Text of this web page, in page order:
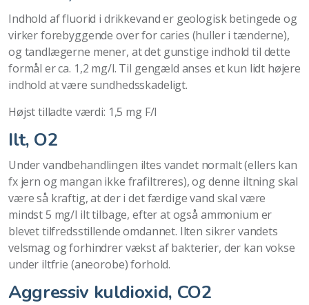
Indhold af fluorid i drikkevand er geologisk betingede og
virker forebyggende over for caries (huller i tænderne),
og tandlægerne mener, at det gunstige indhold til dette
formål er ca. 1,2 mg/l. Til gengæld anses et kun lidt højere
indhold at være sundhedsskadeligt.
Højst tilladte værdi: 1,5 mg F/l
Ilt, O2
Under vandbehandlingen iltes vandet normalt (ellers kan
fx jern og mangan ikke frafiltreres), og denne iltning skal
være så kraftig, at der i det færdige vand skal være
mindst 5 mg/l ilt tilbage, efter at også ammonium er
blevet tilfredsstillende omdannet. Ilten sikrer vandets
velsmag og forhindrer vækst af bakterier, der kan vokse
under iltfrie (aneorobe) forhold.
Aggressiv kuldioxid, CO2